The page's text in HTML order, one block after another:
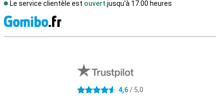
Le service clientèle est ouvert jusqu'à 17.00 heures
4.6 étoiles 4,6/ 5,0